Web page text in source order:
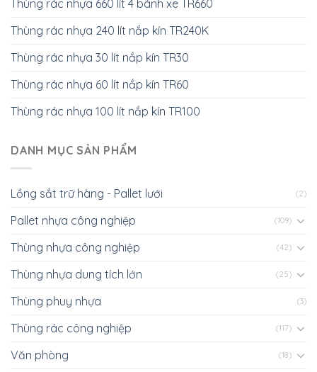
Thùng rác nhựa 660 lít 4 bánh xe TR660
Thùng rác nhựa 240 lít nắp kín TR240K
Thùng rác nhựa 30 lít nắp kín TR30
Thùng rác nhựa 60 lít nắp kín TR60
Thùng rác nhựa 100 lít nắp kín TR100
DANH MỤC SẢN PHẨM
Lồng sắt trữ hàng - Pallet lưới (2)
Pallet nhựa công nghiệp (109)
Thùng nhựa công nghiệp (42)
Thùng nhựa dung tích lớn (25)
Thùng phuy nhựa (3)
Thùng rác công nghiệp (117)
Văn phòng (18)